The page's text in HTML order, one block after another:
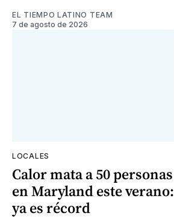
EL TIEMPO LATINO TEAM
7 de agosto de 2026
LOCALES
Calor mata a 50 personas
en Maryland este verano:
ya es récord